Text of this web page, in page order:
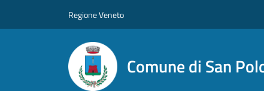
Regione Veneto
Comune di San